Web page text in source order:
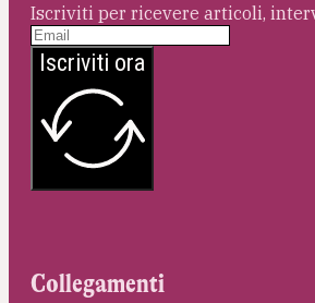
Iscriviti per ricevere articoli,
Iscriviti ora
Collegamenti